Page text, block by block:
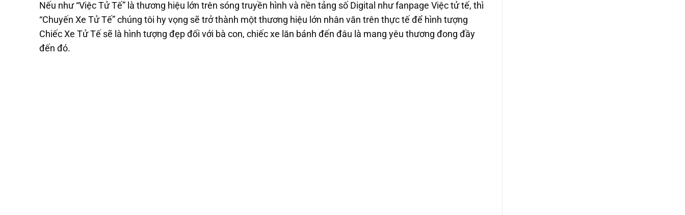
Nếu như “Việc Tử Tế” là thương hiệu lớn trên sóng truyền hình và nền tảng số Digital như fanpage Việc tử tế, thì
“Chuyến Xe Tử Tế” chúng tôi hy vọng sẽ trở thành một thương hiệu lớn nhân văn trên thực tế để hình tượng
Chiếc Xe Tử Tế sẽ là hình tượng đẹp đối với bà con, chiếc xe lăn bánh đến đâu là mang yêu thương đong đầy
đến đó.